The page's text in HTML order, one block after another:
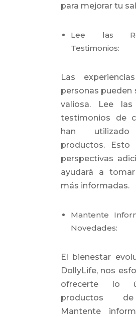
para mejorar tu
Lee las
Testimonios:
Las
personas pueden
valiosa. Lee
testimonios de
han utilizado
productos. Esto
perspectivas
ayudará a
más informadas.
Mantente
Novedades:
El bienestar
DollyLife, nos
ofrecerte lo
productos
Mantente